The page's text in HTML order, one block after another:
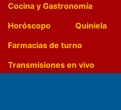
Cocina y Gastronomía
Horóscopo
Quiniela
Farmacias de turno
Transmisiones en vivo